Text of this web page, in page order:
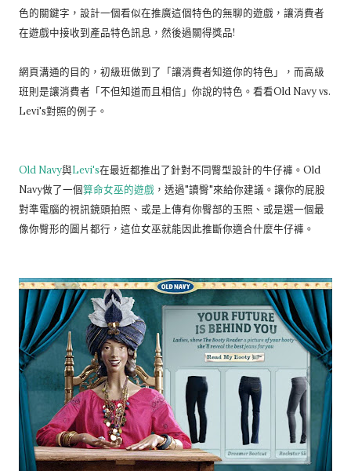
色的關鍵字，設計一個看似在推廣這個特色的無聊的遊戲，讓消費者
在遊戲中接收到產品特色訊息，然後過關得獎品!
網頁溝通的目的，初級班做到了「讓消費者知道你的特色」，而高級
班則是讓消費者「不但知道而且相信」你說的特色。看看Old Navy vs.
Levi's對照的例子。
Old Navy與Levi's在最近都推出了針對不同臀型設計的牛仔褲。Old
Navy做了一個算命女巫的遊戲 ，透過"讀臀"來給你建議。讓你的屁股
對準電腦的視訊鏡頭拍照、或是上傳有你臀部的玉照、或是選一個最
像你臀形的圖片都行，這位女巫就能因此推斷你適合什麼牛仔褲。